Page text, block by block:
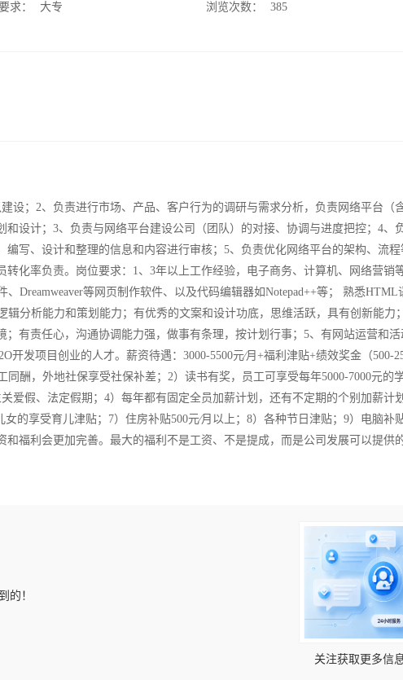
求：
大专
浏览次数：
385
设；2、负责进行市场、产品、客户行为的调研与需求分析，负责网络平台（
设计；3、负责与网络平台建设公司（团队）的对接、协调与进度把控；4、
写、设计和整理的信息和内容进行审核；5、负责优化网络平台的架构、流
化率负责。岗位要求：1、3年以上工作经验，电子商务、计算机、网络营销
Dreamweaver等网页制作软件、以及代码编辑器如Notepad++等； 熟悉HTML
辑分析能力和策划能力；有优秀的文案和设计功底，思维活跃，具有创新能力
有责任心，沟通协调能力强，做事有条理，按计划行事；5、有网站运营和活
开发项目创业的人才。薪资待遇：3000-5500元∕月+福利津贴+绩效奖金（500-
酬，外地社保享受社保补差；2）读书有奖，员工可享受每年5000-7000元的
爱假、法定假期；4）每年都有固定全员加薪计划，还有不定期的个别加薪计划
的享受育儿津贴；7）住房补贴500元∕月以上；8）各种节日津贴；9）电脑补贴
福利会更加完善。最大的福利不是工资、不是提成，而是公司发展可以提供
的！
关注获取更多信